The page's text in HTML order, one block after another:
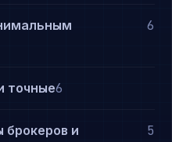
6
точные6
и
5